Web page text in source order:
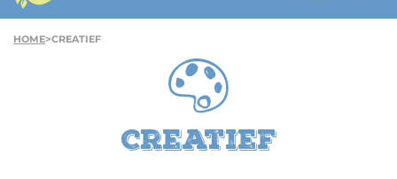
HOME>CREATIEF
Creatief